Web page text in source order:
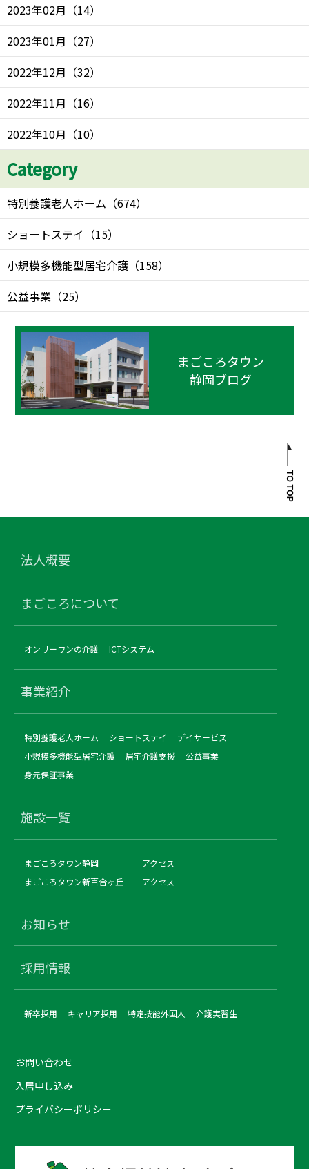
2023年02月 （14）
2023年01月 （27）
2022年12月 （32）
2022年11月 （16）
2022年10月 （10）
Category
特別養護老人ホーム （674）
ショートステイ （15）
小規模多機能型居宅介護 （158）
公益事業 （25）
まごころタウン
静岡ブログ
法人概要
まごころについて
オンリーワンの介護 ICTシステム
事業紹介
特別養護老人ホーム ショートステイ
デイサービス
小規模多機能型居宅介護
居宅介護支援
公益事業
身元保証事業
施設一覧
まごころタウン静岡
アクセス
まごころタウン新百合ヶ丘
アクセス
お知らせ
採用情報
新卒採用 キャリア採用 特定技能外国人 介護実習生
お問い合わせ
入居申し込み
プライバシーポリシー